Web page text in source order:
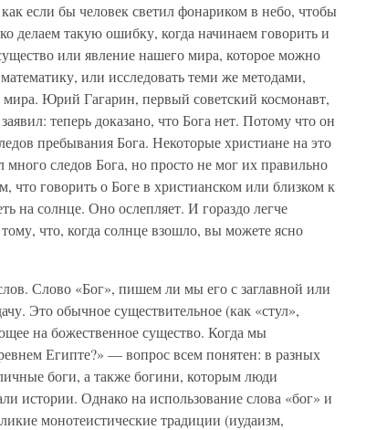
если бы человек светил фонариком в небо, чтобы
делаем такую ошибку, когда начинаем говорить и
или явление нашего мира, которое можно
или исследовать теми же методами,
Юрий Гагарин, первый советский космонавт,
теперь доказано, что Бога нет. Потому что он
пребывания Бога. Некоторые христиане на это
много следов Бога, но просто не мог их правильно
что говорить о Боге в христианском или близком к
на солнце. Оно ослепляет. И гораздо легче
что, когда солнце взошло, вы можете ясно
Слово «Бог», пишем ли мы его с заглавной или
Это обычное существительное (как «стул»,
на божественное существо. Когда мы
Египте?» — вопрос всем понятен: в разных
боги, а также богини, которым люди
истории. Однако на использование слова «бог» и
монотеистические традиции (иудаизм,